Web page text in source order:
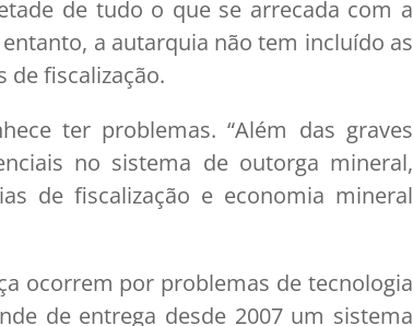
de tudo o que se arrecada com a
a autarquia não tem incluído as
de fiscalização.
ter problemas. “Além das graves
no sistema de outorga mineral,
de fiscalização e economia mineral
ocorrem por problemas de tecnologia
de entrega desde 2007 um sistema